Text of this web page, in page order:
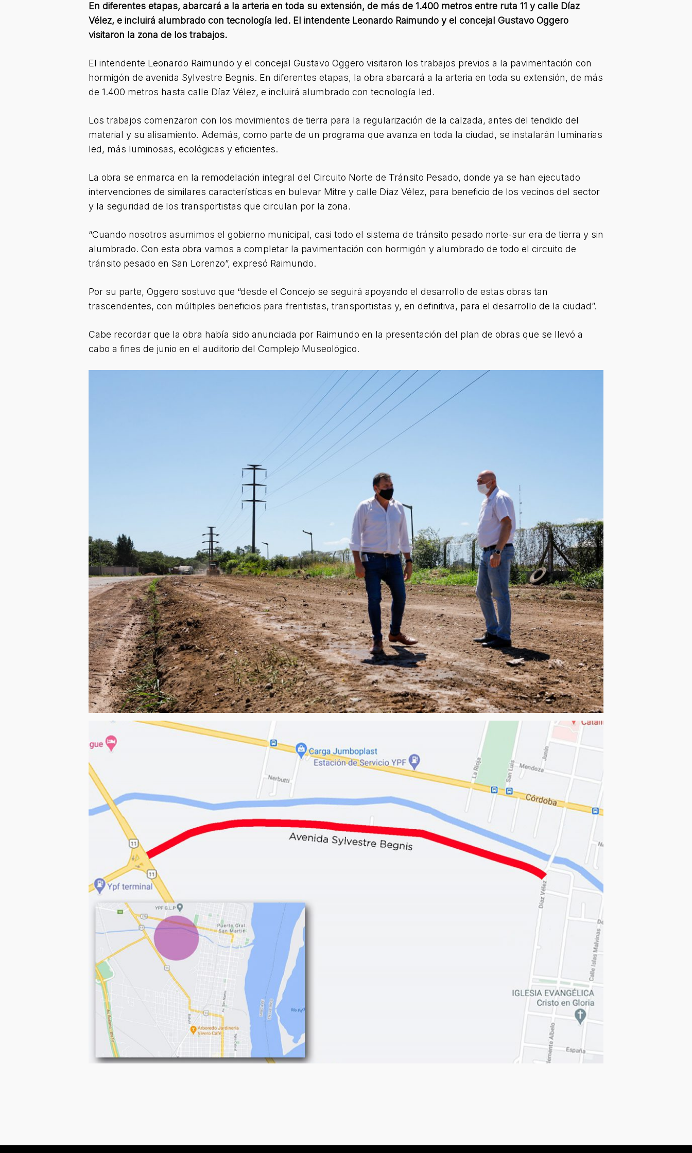
En diferentes etapas, abarcará a la arteria en toda su extensión, de más de 1.400 metros entre ruta 11 y calle Díaz
Vélez, e incluirá alumbrado con tecnología led. El intendente Leonardo Raimundo y el concejal Gustavo Oggero
visitaron la zona de los trabajos.
El intendente Leonardo Raimundo y el concejal Gustavo Oggero visitaron los trabajos previos a la pavimentación con
hormigón de avenida Sylvestre Begnis. En diferentes etapas, la obra abarcará a la arteria en toda su extensión, de más
de 1.400 metros hasta calle Díaz Vélez, e incluirá alumbrado con tecnología led.
Los trabajos comenzaron con los movimientos de tierra para la regularización de la calzada, antes del tendido del
material y su alisamiento. Además, como parte de un programa que avanza en toda la ciudad, se instalarán luminarias
led, más luminosas, ecológicas y eficientes.
La obra se enmarca en la remodelación integral del Circuito Norte de Tránsito Pesado, donde ya se han ejecutado
intervenciones de similares características en bulevar Mitre y calle Díaz Vélez, para beneficio de los vecinos del sector
y la seguridad de los transportistas que circulan por la zona.
“Cuando nosotros asumimos el gobierno municipal, casi todo el sistema de tránsito pesado norte-sur era de tierra y sin
alumbrado. Con esta obra vamos a completar la pavimentación con hormigón y alumbrado de todo el circuito de
tránsito pesado en San Lorenzo”, expresó Raimundo.
Por su parte, Oggero sostuvo que “desde el Concejo se seguirá apoyando el desarrollo de estas obras tan
trascendentes, con múltiples beneficios para frentistas, transportistas y, en definitiva, para el desarrollo de la ciudad”.
Cabe recordar que la obra había sido anunciada por Raimundo en la presentación del plan de obras que se llevó a
cabo a fines de junio en el auditorio del Complejo Museológico.